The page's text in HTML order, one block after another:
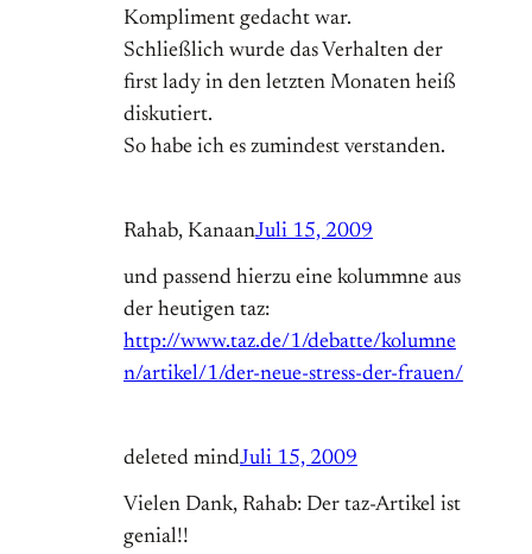
Kompliment gedacht war.
Schließlich wurde das Verhalten der
first lady in den letzten Monaten heiß
diskutiert.
So habe ich es zumindest verstanden.
Rahab, KanaanJuli 15, 2009
und passend hierzu eine kolummne aus
der heutigen taz:
http://www.taz.de/1/debatte/kolumne
n/artikel/1/der-neue-stress-der-frauen/
deleted mindJuli 15, 2009
Vielen Dank, Rahab: Der taz-Artikel ist
genial!!